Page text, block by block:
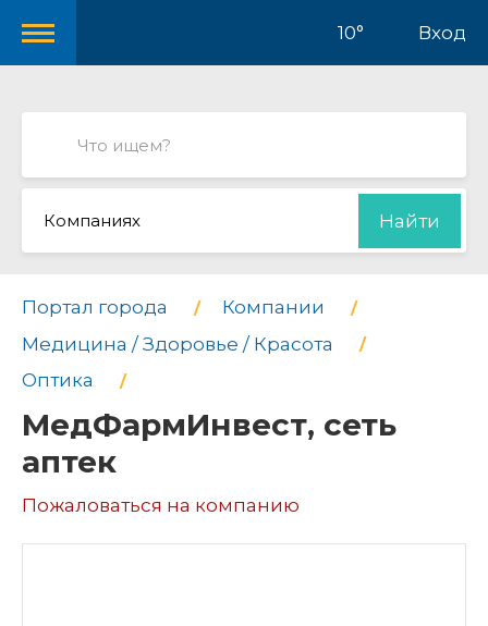
10° Вход
Компаниях Найти
Портал города
Компании
Медицина / Здоровье / Красота
Оптика
МедФармИнвест, сеть
аптек
Пожаловаться на компанию